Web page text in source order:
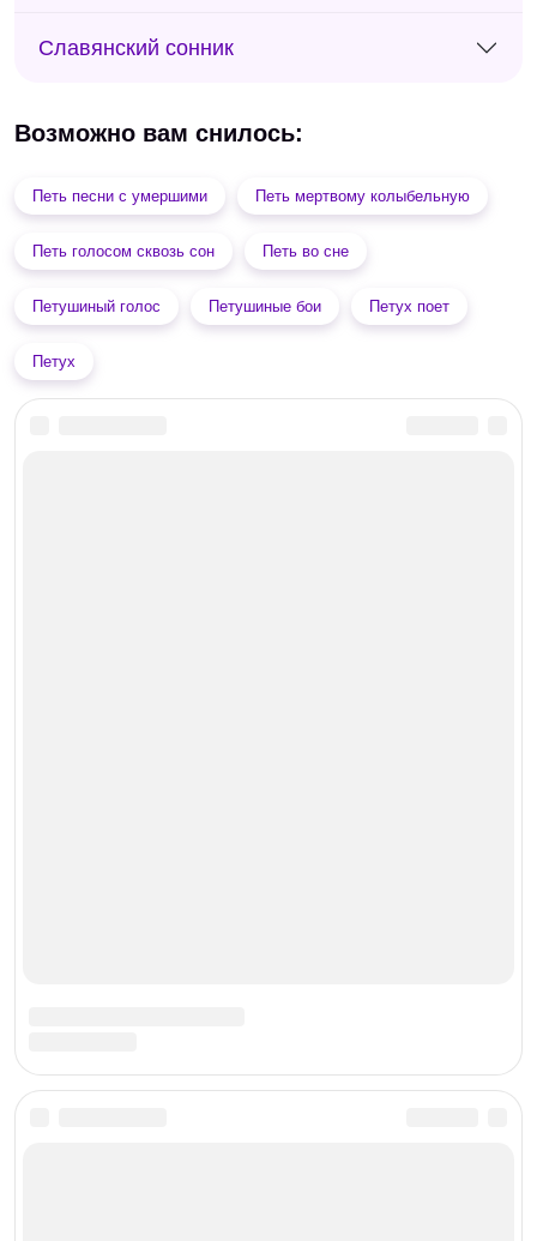
Славянский сонник
Возможно вам снилось:
Петь песни с умершими Петь мертвому колыбельную
Петь голосом сквозь сон Петь во сне
Петушиный голос Петушиные бои Петух поет
Петух